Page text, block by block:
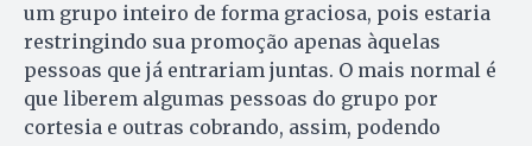
um grupo inteiro de forma graciosa, pois estaria
restringindo sua promoção apenas àquelas
pessoas que já entrariam juntas. O mais normal é
que liberem algumas pessoas do grupo por
cortesia e outras cobrando, assim, podendo